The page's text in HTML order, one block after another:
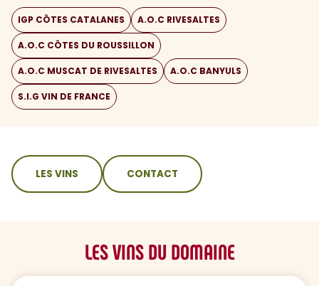
IGP CÔTES CATALANES A.O.C RIVESALTES
A.O.C CÔTES DU ROUSSILLON
A.O.C MUSCAT DE RIVESALTES A.O.C BANYULS
S.I.G VIN DE FRANCE
sommaire
LES VINS CONTACT
LES VINS DU DOMAINE